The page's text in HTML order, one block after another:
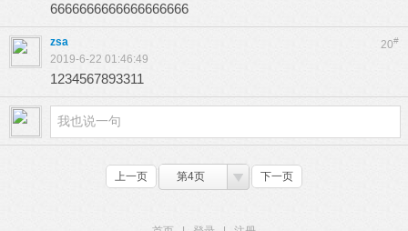
6666666666666666666
20#
zsa
2019-6-22 01:46:49
1234567893311
上一页 第4页 下一页